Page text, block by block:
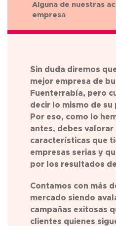
Alguna de nuestras
empresa
Sin duda diremos
mejor empresa de
Fuenterrabía, pero
decir lo mismo de su
Por eso, como lo
antes, debes valorar
características que
empresas serias y
por los resultados
Contamos con más
mercado siendo
campañas exitosas
clientes quienes